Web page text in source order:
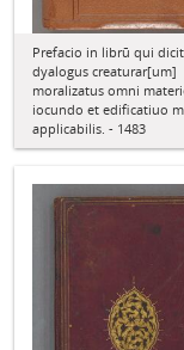
Prefacio in librū qui
dyalogus creaturar[um]
moralizatus omni
iocundo et edificatiuo
applicabilis. - 1483